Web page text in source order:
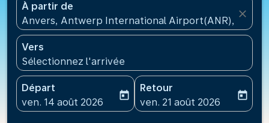
À partir de
Anvers, Antwerp International Airport(ANR),
close
Vers
Sélectionnez l'arrivée
Départ
fc-booking-departure-date-aria-label
ven. 14 août 2026
today
Retour
fc-booking-return-date-
ven. 21 août 2026
today